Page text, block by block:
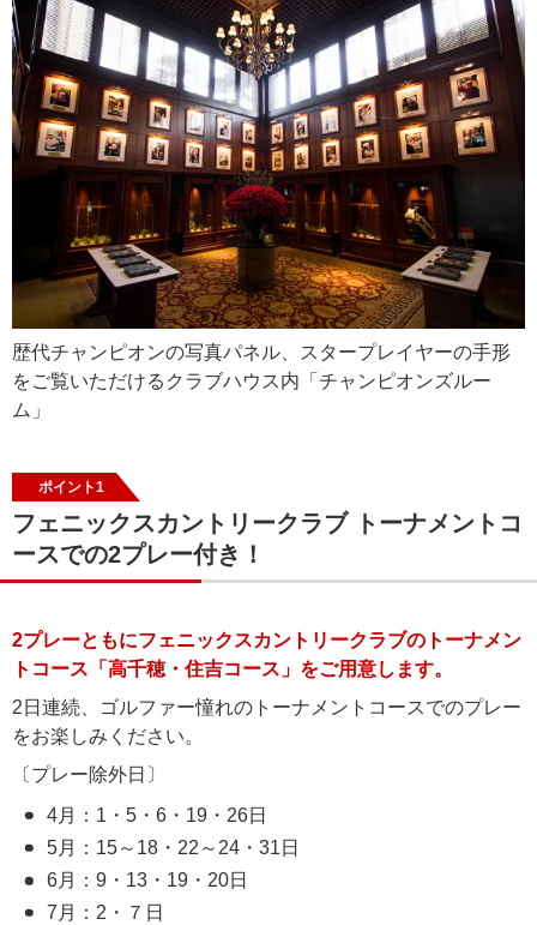
歴代チャンピオンの写真パネル、スタープレイヤーの手形
をご覧いただけるクラブハウス内「チャンピオンズルー
ム」
ポイント1
フェニックスカントリークラブ トーナメントコ
ースでの2プレー付き！
2プレーともにフェニックスカントリークラブのトーナメン
トコース「高千穂・住吉コース」をご用意します。
2日連続、ゴルファー憧れのトーナメントコースでのプレー
をお楽しみください。
〔プレー除外日〕
4月：1・5・6・19・26日
5月：15～18・22～24・31日
6月：9・13・19・20日
7月：2・７日